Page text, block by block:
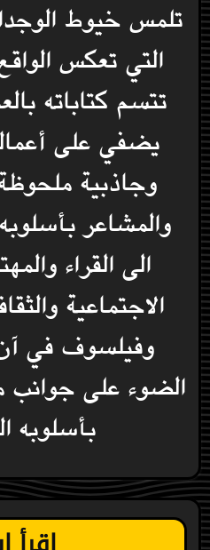
تلمس خيوط
التي تعكس
تتسم كتاباته
يضفي على
وجاذبية
والمشاعر بأسلوبه
الى القراء
الاجتماعية
وفيلسوف في
الضوء على جوانب
بأسلوبه